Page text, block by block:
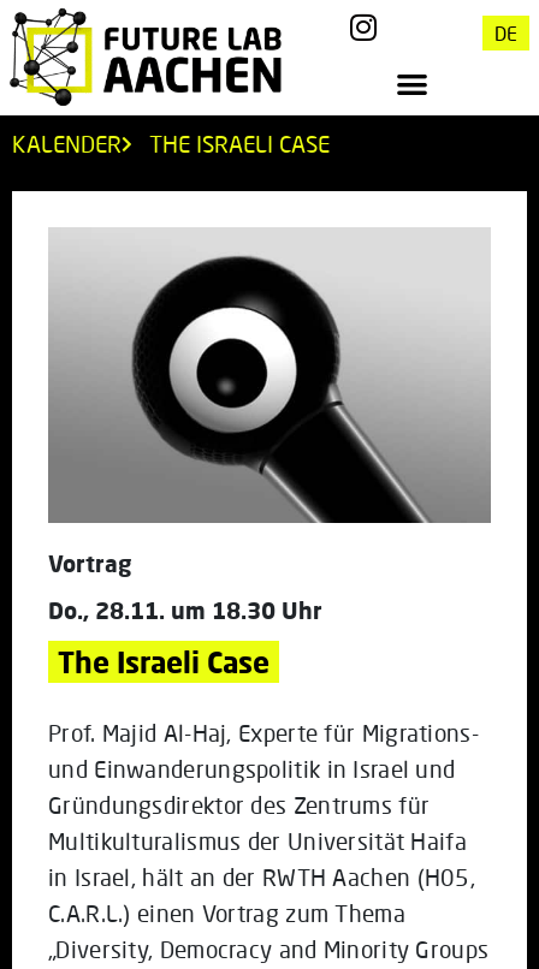
DE
KALENDER THE ISRAELI CASE
Vortrag
Do., 28.11. um 18.30 Uhr
The Israeli Case
Prof. Majid Al-Haj, Experte für Migrations-
und Einwanderungspolitik in Israel und
Gründungsdirektor des Zentrums für
Multikulturalismus der Universität Haifa
in Israel, hält an der RWTH Aachen (H05,
C.A.R.L.) einen Vortrag zum Thema
„Diversity, Democracy and Minority Groups